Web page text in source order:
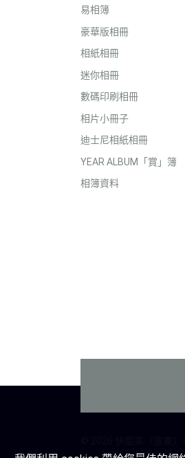
易相簿
豪華版相冊
相紙相冊
迷你相冊
數碼印刷相冊
相片小冊子
迪士尼相紙相冊
YEAR ALBUM「賞」簿
相簿資料